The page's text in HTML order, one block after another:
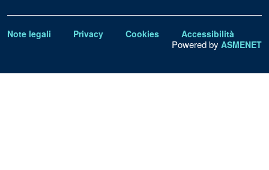
Note legali Privacy Cookies Accessibilità
Powered by ASMENET